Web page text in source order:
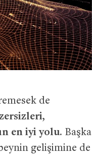
de
en iyi yolu. Başka
gelişimine de